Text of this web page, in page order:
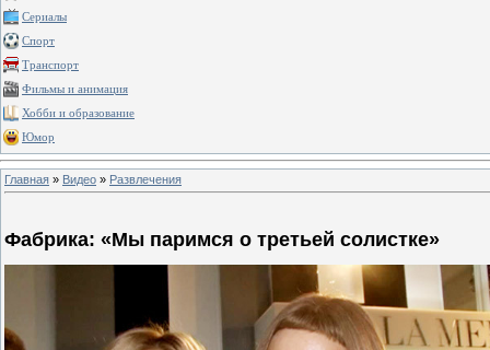
Сериалы
Спорт
Транспорт
Фильмы и анимация
Хобби и образование
Юмор
Главная » Видео » Развлечения
Фабрика: «Мы паримся о третьей солистке»